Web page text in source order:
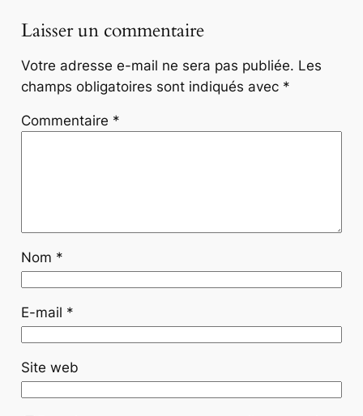
Laisser un commentaire
Votre adresse e-mail ne sera pas publiée. Les
champs obligatoires sont indiqués avec *
Commentaire *
Nom *
E-mail *
Site web